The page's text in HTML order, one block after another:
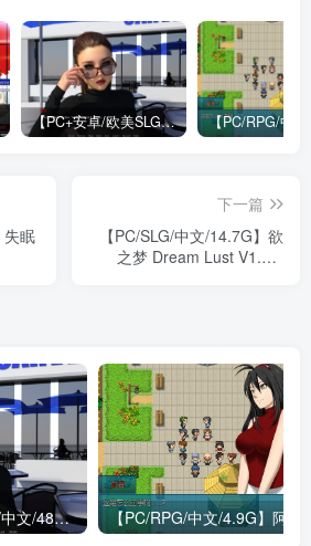
【PC+安卓/欧美SLG/中文/484M】我们迷路了 We Are Lost V1.0 STEAM官方中文版
失眠
下一篇
【PC/SLG/中文/14.7G】欲
之梦 Dream Lust V1.1.0
【PC+安卓/欧美SLG/中文/484M】我们迷路了 We Are Lost V1.0 STEAM官方中文版